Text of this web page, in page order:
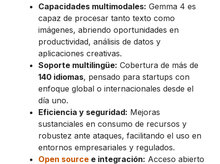
Capacidades multimodales: Gemma 4 es
capaz de procesar tanto texto como
imágenes, abriendo oportunidades en
productividad, análisis de datos y
aplicaciones creativas.
Soporte multilingüe: Cobertura de más de
140 idiomas, pensado para startups con
enfoque global o internacionales desde el
día uno.
Eficiencia y seguridad: Mejoras
sustanciales en consumo de recursos y
robustez ante ataques, facilitando el uso en
entornos empresariales y regulados.
Open source e integración: Acceso abierto